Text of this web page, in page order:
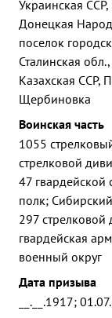
Украинская
Донецкая
поселок
Сталинская
Казахская ССР,
Щербиновка
Воинская часть
1055
стрелковой
47 гвардейской
полк;
297 стрелковой
гвардейская
военный округ
Дата призыва
__.__.1917;